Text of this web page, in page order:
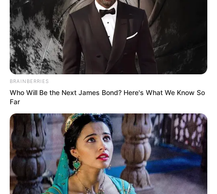
BRAINBERRIES
Who Will Be the Next James Bond? Here's What We Know So
Far